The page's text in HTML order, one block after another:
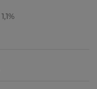
1,1%